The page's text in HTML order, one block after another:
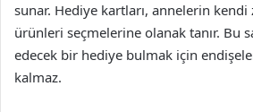
sunar. Hediye kartları, annelerin
ürünleri seçmelerine olanak tanır. Bu
edecek bir hediye bulmak için
kalmaz.